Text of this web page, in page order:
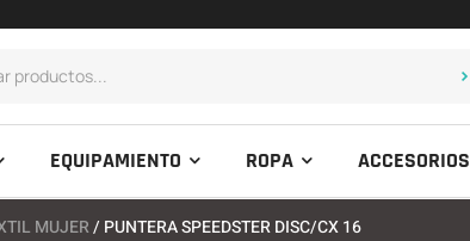
EQUIPAMIENTO ROPA ACCESORIOS
MUJER/ PUNTERA SPEEDSTER DISC/CX 16